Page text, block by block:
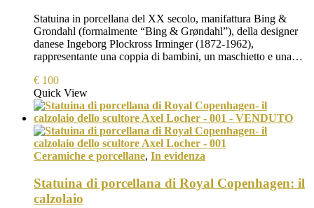
Statuina in porcellana del XX secolo, manifattura Bing &
Grondahl (formalmente “Bing & Grøndahl”), della designer
danese Ingeborg Plockross Irminger (1872-1962),
rappresentante una coppia di bambini, un maschietto e una…
€ 100
Quick View
Ceramiche e porcellane, In evidenza
Statuina di porcellana di Royal Copenhagen: il
calzolaio